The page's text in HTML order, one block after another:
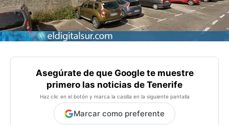
Asegúrate de que Google te muestre
primero las noticias de Tenerife
Haz clic en el botón y marca la casilla en la siguiente pantalla
Marcar como preferente